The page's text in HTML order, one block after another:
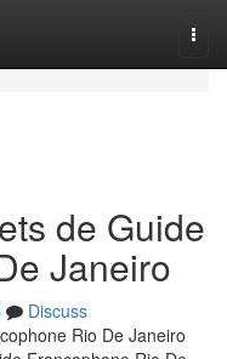
de Guide
Janeiro
Discuss
Rio De Janeiro